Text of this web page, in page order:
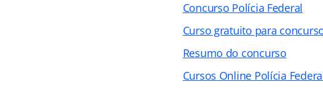
Concurso Polícia Federal
Curso gratuito para
Resumo do concurso
Cursos Online Polícia